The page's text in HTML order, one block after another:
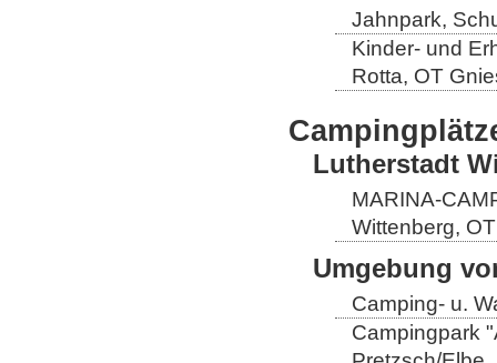
Jahnpark,
Kinder- und
Rotta, OT
Lutherstadt
MARINA-
Wittenberg,
Umgebung
Camping- u.
Campingpark